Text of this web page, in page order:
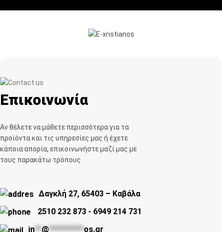
Επικοινωνία
Αν θέλετε να μάθετε περισσότερα για τα
προϊόντα και τις υπηρεσίες μας ή έχετε
κάποια απορία, επικοινωνήστε μαζί μας με
τους παρακάτω τρόπους.
Δαγκλή 27, 65403 – Καβάλα
2510 232 873 - 6949 214 731
in**@**********os.gr